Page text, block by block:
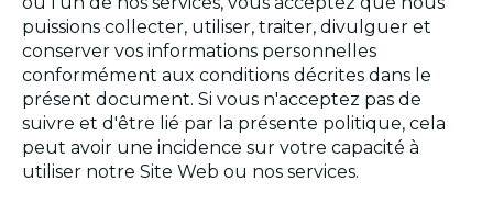
puissions collecter, utiliser, traiter, divulguer et
conserver vos informations personnelles
conformément aux conditions décrites dans le
présent document. Si vous n'acceptez pas de
suivre et d'être lié par la présente politique, cela
peut avoir une incidence sur votre capacité à
utiliser notre Site Web ou nos services.